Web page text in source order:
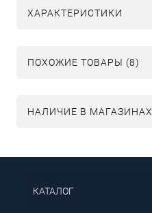
ХАРАКТЕРИСТИКИ
ПОХОЖИЕ ТОВАРЫ (8)
НАЛИЧИЕ В МАГАЗИНАХ
КАТАЛОГ